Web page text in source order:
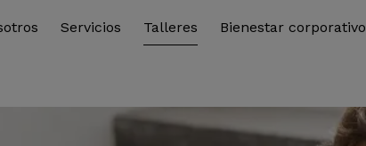
Servicios Talleres Bienestar corporativo